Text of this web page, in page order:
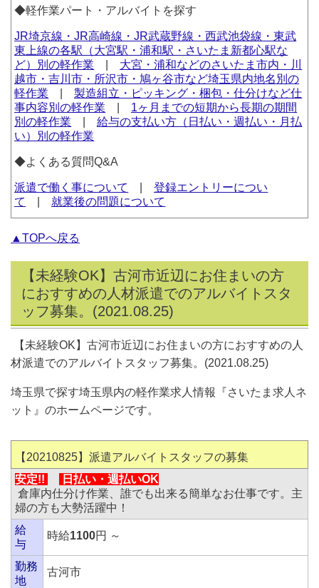
◆軽作業パート・アルバイトを探す
JR埼京線・JR高崎線・JR武蔵野線・西武池袋線・東武
東上線の各駅（大宮駅・浦和駅・さいたま新都心駅な
ど）別の軽作業
大宮・浦和などのさいたま市内・川
越市・吉川市・所沢市・鳩ヶ谷市など埼玉県内地名別の
軽作業 |製造組立・ピッキング・梱包・仕分けなど仕
事内容別の軽作業
1ヶ月までの短期から長期の期間
別の軽作業 |給与の支払い方（日払い・週払い・月払
い）別の軽作業
◆よくある質問Q&A
派遣で働く事について |登録エントリーについ
て
就業後の問題について
▲TOPへ戻る
【未経験OK】古河市近辺にお住まいの方
におすすめの人材派遣でのアルバイトスタ
ッフ募集。(2021.08.25)
【未経験OK】古河市近辺にお住まいの方におすすめの人
材派遣でのアルバイトスタッフ募集。(2021.08.25)
埼玉県で探す埼玉県内の軽作業求人情報『さいたま求人ネ
ット』のホームページです。
【20210825】派遣アルバイトスタッフの募集
安定!!
日払い・ 週払いOK
倉庫内仕分け作業、誰でも出来る簡単なお仕事です。主
婦の方も大勢活躍中！
給
与
時給1100円 ～
勤務
地
古河市